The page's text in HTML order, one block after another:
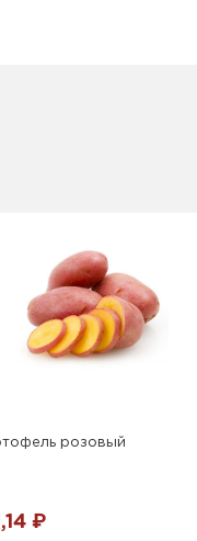
розовый
₽